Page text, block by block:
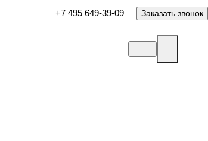
+7 495 649-39-09 Заказать звонок